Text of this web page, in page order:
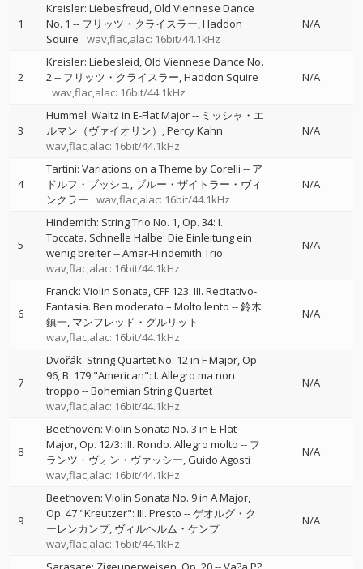
1
Kreisler: Liebesfreud, Old Viennese Dance
No. 1 -- フリッツ・クライスラー Haddon
Squire
wav,flac,alac: 16bit/44.1kHz
N/A
2
Kreisler: Liebesleid, Old Viennese Dance No.
2-- フリッツ・クライスラー Haddon Squire
wav,flac,alac: 16bit/44.1kHz
N/A
3
Hummel: Waltz in E-Flat Major-- ミッシャ・エ
ルマン（ヴァイオリン）
Percy Kahn
wav,flac,alac: 16bit/44.1kHz
N/A
4
Tartini: Variations on a Theme by Corelli -- ア
ドルフ・ブッシュ ブルー・ザイトラー・ヴィ
ンクラー
wav,flac,alac: 16bit/44.1kHz
N/A
5
Hindemith: String Trio No. 1, Op. 34: I.
Toccata. Schnelle Halbe: Die Einleitung ein
wenig breiter--Amar-Hindemith Trio
wav,flac,alac: 16bit/44.1kHz
N/A
6
Franck: Violin Sonata, CFF 123: III. Recitativo-
Fantasia. Ben moderato – Molto lento --鈴木
鎮一 マンフレッド・グルリット
wav,flac,alac: 16bit/44.1kHz
N/A
7
Dvořák: String Quartet No. 12 in F Major, Op.
96, B. 179 "American": I. Allegro ma non
troppo --Bohemian String Quartet
wav,flac,alac: 16bit/44.1kHz
N/A
8
Beethoven: Violin Sonata No. 3 in E-Flat
Major, Op. 12/3: III. Rondo. Allegro molto -- フ
ランツ・ヴォン・ヴァッシー Guido Agosti
wav,flac,alac: 16bit/44.1kHz
N/A
9
Beethoven: Violin Sonata No. 9 in A Major,
Op. 47 "Kreutzer": III. Presto --ゲオルグ・ク
ーレンカンプ ヴィルヘルム・ケンプ
wav,flac,alac: 16bit/44.1kHz
N/A